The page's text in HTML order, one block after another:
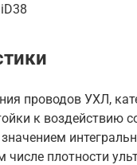
проводов УХЛ,
к воздействию
плотности